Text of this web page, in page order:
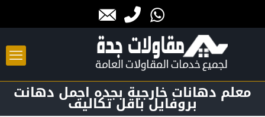
معلم دهانات خارجية بجده اجمل دهانت
بروفايل باقل تكاليف